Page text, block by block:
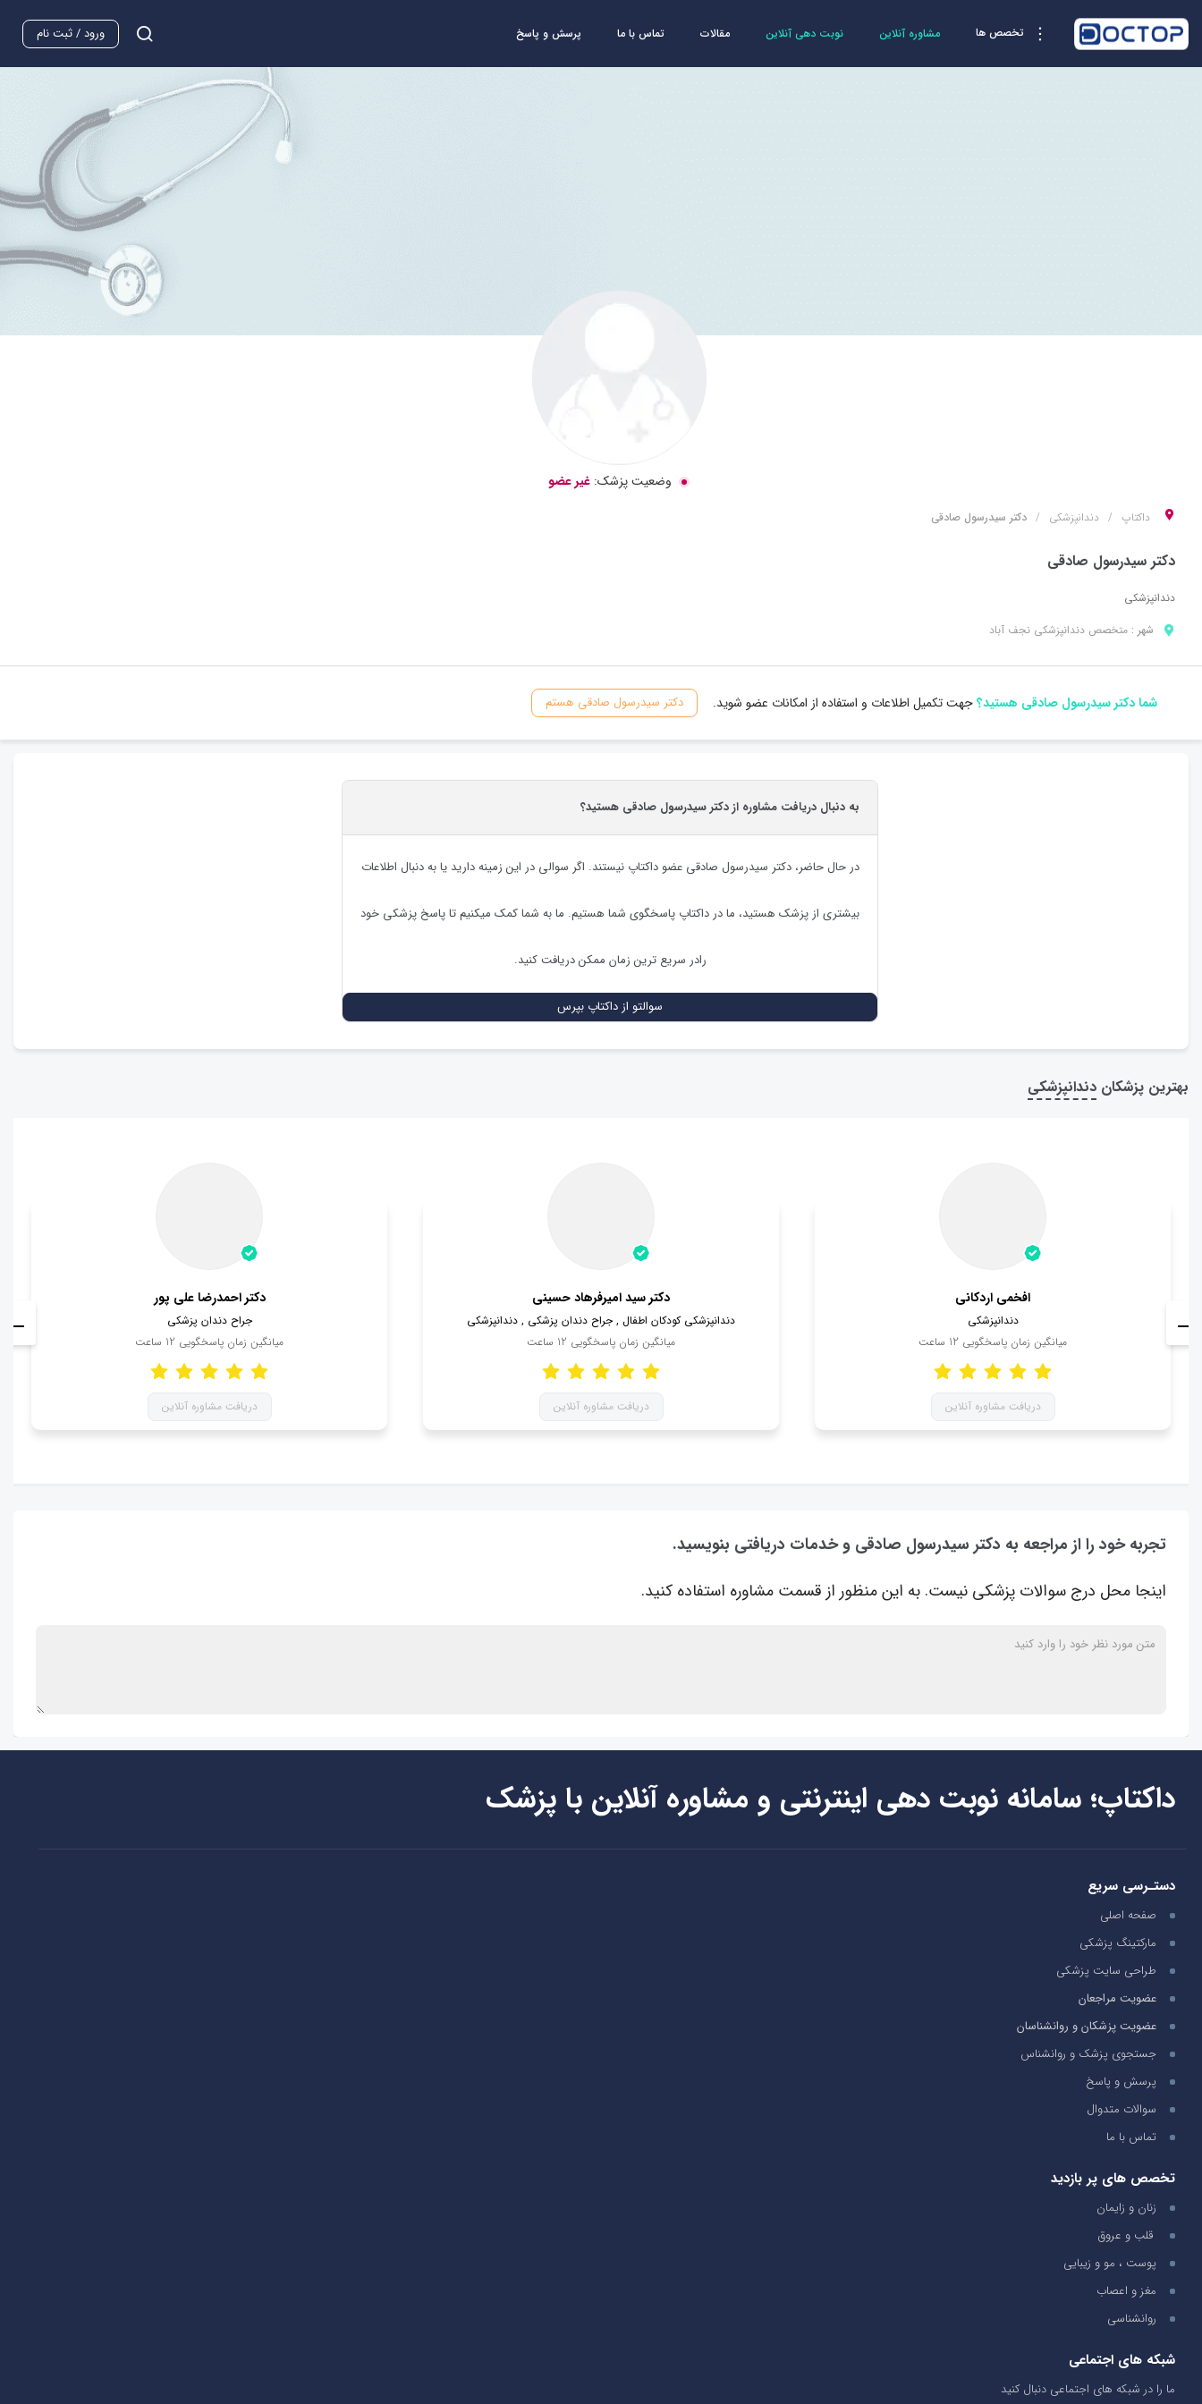
تخصص ها مشاوره آنلاین نوبت دهی آنلاین مقالات تماس با ما پرسش و پاسخ ورود / ثبت نام
وضعیت پزشک: غیر عضو
داکتاپ دندانپزشکی دکتر سیدرسول صادقی
دکتر سیدرسول صادقی
دندانپزشکی
شهر : متخصص دندانپزشکی نجف آباد
شما دکتر سیدرسول صادقی هستید؟جهت تکمیل اطلاعات و استفاده از امکانات عضو شوید. دکتر سیدرسول صادقی هستم
به دنبال دریافت مشاوره از دکتر سیدرسول صادقی هستید؟
در حال حاضر،دکتر سیدرسول صادقی عضو داکتاپ نیستند. اگر سوالی در این زمینه دارید یا به دنبال اطلاعات
بیشتری از پزشک هستید، ما در داکتاپ پاسخگوی شما هستیم. ما به شما کمک میکنیم تا پاسخ پزشکی خود
رادر سریع ترین زمان ممکن دریافت کنید.
سوالتو از داکتاپ بپرس
بهترین پزشکان دندانپزشکی
دکتر احمدرضا علی پور
جراح دندان پزشکی
میانگین زمان پاسخگویی 12 ساعت
دریافت مشاوره آنلاین
دکتر سید امیرفرهاد حسینی
دندانپزشکی کودکان اطفال , جراح دندان پزشکی , دندانپزشکی
میانگین زمان پاسخگویی 12 ساعت
دریافت مشاوره آنلاین
افخمی اردكانی
دندانپزشکی
میانگین زمان پاسخگویی 12 ساعت
دریافت مشاوره آنلاین
تجربه خود را از مراجعه به دکتر سیدرسول صادقی و خدمات دریافتی بنویسید.
اینجا محل درج سوالات پزشکی نیست. به این منظور از قسمت مشاوره استفاده کنید.
داکتاپ؛ سامانه نوبت دهی اینترنتی و مشاوره آنلاین با پزشک
دستـرسی سریع
صفحه اصلی
مارکتینگ پزشکی
طراحی سایت پزشکی
عضویت مراجعان
عضویت پزشکان و روانشناسان
جستجوی پزشک و روانشناس
پرسش و پاسخ
سوالات متدوال
تماس با ما
تخصص های پر بازدید
زنان و زایمان
قلب و عروق
پوست ، مو و زیبایی
مغز و اعصاب
روانشناسی
شبکه های اجتماعی
ما را در شبکه های اجتماعی دنبال کنید